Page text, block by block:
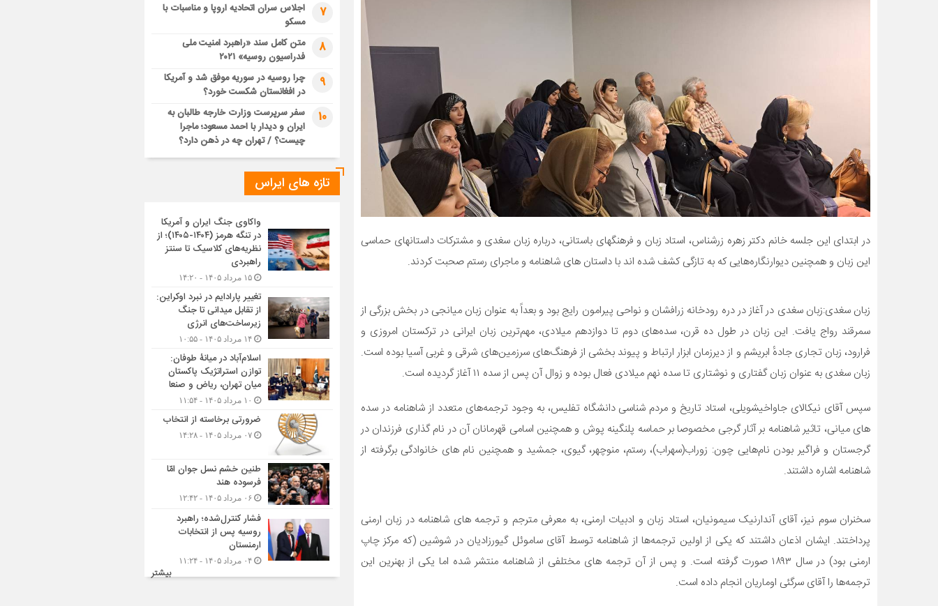
در ابتدای این جلسه خانم دکتر زهره زرشناس، استاد زبان و فرهنگهای باستانی، درباره زبان سغدی و مشترکات داستانهای حماسی
این زبان و همچنین دیوارنگاره‌هایی که به تازگی کشف شده اند با داستان های شاهنامه و ماجرای رستم صحبت کردند.
زبان سغدی:زبان سغدی در آغاز در دره رودخانه زرافشان و نواحی پیرامون رایج بود و بعداً به عنوان زبان میانجی در بخش بزرگی از
سمرقند رواج یافت. این زبان در طول ده قرن، سده‌های دوم تا دوازدهم میلادی، مهم‌ترین زبان ایرانی در ترکستان امروزی و
فرارود، زبان تجاری جادهٔ ابریشم و از دیرزمان ابزار ارتباط و پیوند بخشی از فرهنگ‌های سرزمین‌های شرقی و غربی آسیا بوده است.
زبان سغدی به عنوان زبان گفتاری و نوشتاری تا سده نهم میلادی فعال بوده و زوال آن پس از سده ۱۱ آغاز گردیده است.
سپس آقای نیکالای جاواخیشویلی، استاد تاریخ و مردم شناسی دانشگاه تفلیس، به وجود ترجمه‌های متعدد از شاهنامه در سده
های میانی، تاثیر شاهنامه بر آثار گرجی مخصوصا بر حماسه پلنگینه پوش و همچنین اسامی قهرمانان آن در نام گذاری فرزندان در
گرجستان و فراگیر بودن نام‌هایی چون: زوراب(سهراب)، رستم، منوچهر، گیوی، جمشید و همچنین نام های خانوادگی برگرفته از
شاهنامه اشاره داشتند.
سخنران سوم نیز، آقای آندارنیک سیمونیان، استاد زبان و ادبیات ارمنی، به معرفی مترجم و ترجمه های شاهنامه در زبان ارمنی
پرداختند. ایشان اذعان داشتند که یکی از اولین ترجمه‌ها از شاهنامه توسط آقای ساموئل گیورزادیان در شوشین (که مرکز چاپ
ارمنی بود) در سال ۱۸۹۳ صورت گرفته است. و پس از آن ترجمه های مختلفی از شاهنامه منتشر شده اما یکی از بهنرین این
ترجمه‌ها را آقای سرگئی اوماریان انجام داده است.
7
اجلاس سران اتحادیه اروپا و مناسبات با
مسکو
8
متن کامل سند «راهبرد امنیت ملی
فدراسیون روسیه» ۲۰۲۱
9
چرا روسیه در سوریه موفق شد و آمریکا
در افغانستان شکست خورد؟
10
سفر سرپرست وزارت خارجه طالبان به
ایران و دیدار با احمد مسعود؛ ماجرا
چیست؟ / تهران چه در ذهن دارد؟
تازه های ایراس
واکاوی جنگ ایران و آمریکا
در تنگه هرمز (۱۴۰۴-۱۴۰۵)؛ از
نظریه‌های کلاسیک تا سنتز
راهبردی
تغییر پارادایم در نبرد اوکراین:
از تقابل میدانی تا جنگ
زیرساخت‌های انرژی
اسلام‌آباد در میانۀ طوفان:
توازن استراتژیک پاکستان
میان تهران، ریاض و صنعا
ضرورتی برخاسته از انتخاب
طنین خشم نسل جوان امّا
فرسوده هند
فشار کنترل‌شده؛ راهبرد
روسیه پس از انتخابات
ارمنستان
بیشتر